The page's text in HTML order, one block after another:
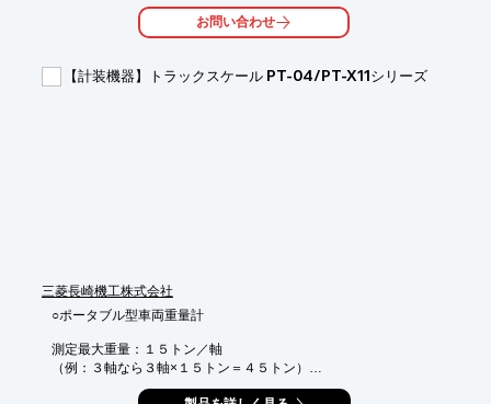
過酷な使用条件でも確実に給脂するように開発され
多くの給脂箇所、または長いグリス配管、
内部抵抗の少ない独自のシステムです。
■高い位置等のグリスアップも自動化し作業の安全性が向上
※詳しくはPDFをダウンロード頂くかお問合せ下さい。
お問い合わせ
【計装機器】トラックスケール PT-04/PT-X11シリーズ
三菱長崎機工株式会社
○ポータブル型車両重量計
測定最大重量：１５トン／軸
（例：３軸なら３軸×１５トン＝４５トン）